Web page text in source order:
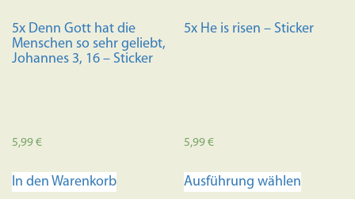
gewählt
werden
werden
5x Denn Gott hat die
Menschen so sehr geliebt,
Johannes 3, 16 – Sticker
5,99€
In den Warenkorb
5x He is risen – Sticker
5,99€
Ausführung wählen